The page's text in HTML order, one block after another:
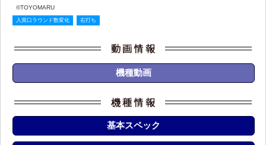
©TOYOMARU
入賞口ラウンド数変化 右打ち
機種動画
基本スペック